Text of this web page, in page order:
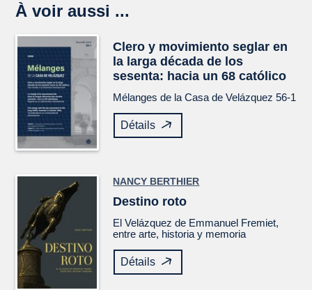
À voir aussi ...
Clero y movimiento seglar en
la larga década de los
sesenta: hacia un 68 católico
Mélanges de la Casa de Velázquez 56-1
Détails
NANCY BERTHIER
Destino roto
ElVelázquez de Emmanuel Fremiet,
entre arte, historia y memoria
Détails